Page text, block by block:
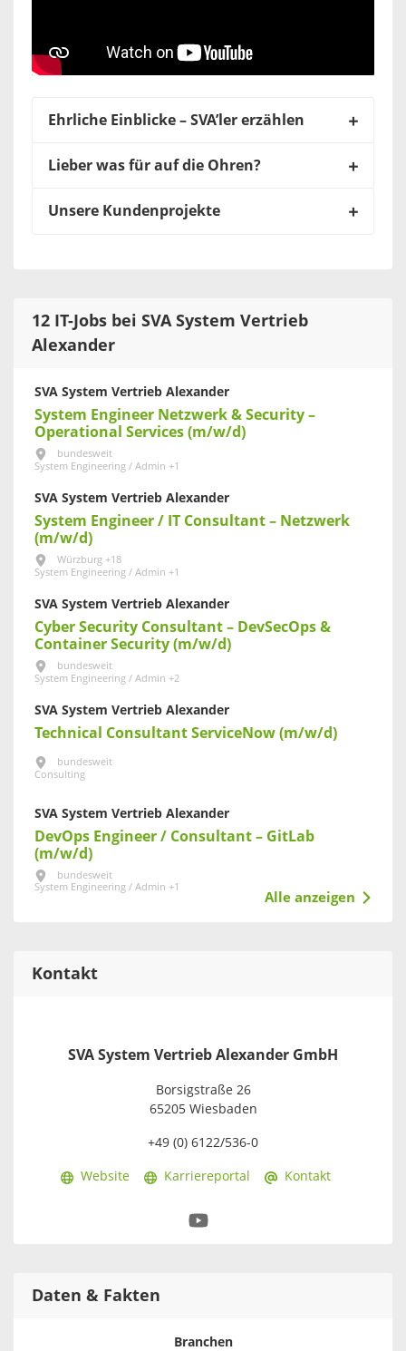
Ehrliche Einblicke – SVA’ler erzählen
Lieber was für auf die Ohren?
Unsere Kundenprojekte
12 IT-Jobs bei SVA System Vertrieb
Alexander
SVA System Vertrieb Alexander
System Engineer Netzwerk & Security –
Operational Services (m/w/d)
bundesweit
System Engineering / Admin +1
SVA System Vertrieb Alexander
System Engineer / IT Consultant – Netzwerk
(m/w/d)
Würzburg +18
System Engineering / Admin +1
SVA System Vertrieb Alexander
Cyber Security Consultant – DevSecOps &
Container Security (m/w/d)
bundesweit
System Engineering / Admin +2
SVA System Vertrieb Alexander
Technical Consultant ServiceNow (m/w/d)
bundesweit
Consulting
SVA System Vertrieb Alexander
DevOps Engineer / Consultant – GitLab
(m/w/d)
bundesweit
System Engineering / Admin +1
Alle anzeigen
Kontakt
SVA System Vertrieb Alexander GmbH
Borsigstraße 26
65205 Wiesbaden
+49 (0) 6122/536-0
Website Karriereportal Kontakt
Daten & Fakten
Branchen